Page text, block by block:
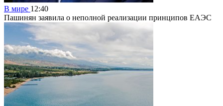
В мире 12:40
Пашинян заявила о неполной реализации принципов ЕАЭС